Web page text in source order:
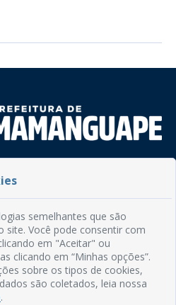
PB
2246
das 08h às 13h
Site
semelhantes que são
site. Você pode consentir com
em "Aceitar" ou
clicando em “Minhas opções”.
sobre os tipos de cookies,
são coletados, leia nossa
.